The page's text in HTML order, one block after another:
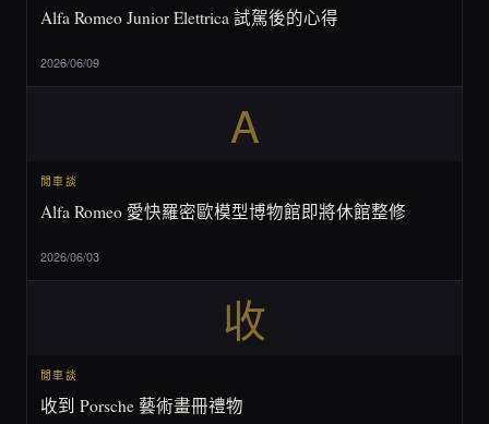
Alfa Romeo Junior Elettrica 試駕後的心得
2026/06/09
A
閒車談
Alfa Romeo 愛快羅密歐模型博物館即將休館整修
2026/06/03
收
閒車談
收到 Porsche 藝術畫冊禮物